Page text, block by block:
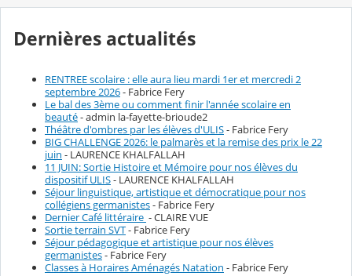
Dernières actualités
RENTREE scolaire : elle aura lieu mardi 1er et mercredi 2
septembre 2026- Fabrice Fery
Le bal des 3ème ou comment finir l'année scolaire en
beauté- admin la-fayette-brioude2
Théâtre d'ombres par les élèves d'ULIS- Fabrice Fery
BIG CHALLENGE 2026: le palmarès et la remise des prix le 22
juin - LAURENCE KHALFALLAH
11 JUIN: Sortie Histoire et Mémoire pour nos élèves du
dispositif ULIS- LAURENCE KHALFALLAH
Séjour linguistique, artistique et démocratique pour nos
collégiens germanistes- Fabrice Fery
Dernier Café littéraire - CLAIRE VUE
Sortie terrain SVT- Fabrice Fery
Séjour pédagogique et artistique pour nos élèves
germanistes- Fabrice Fery
Classes à Horaires Aménagés Natation - Fabrice Fery